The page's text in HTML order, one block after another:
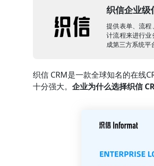
织信企业级
提供表单、流
计流程来进行
成第三方系统平
织信 CRM是一款全球知名的在线
十分强大。企业为什么选择织信